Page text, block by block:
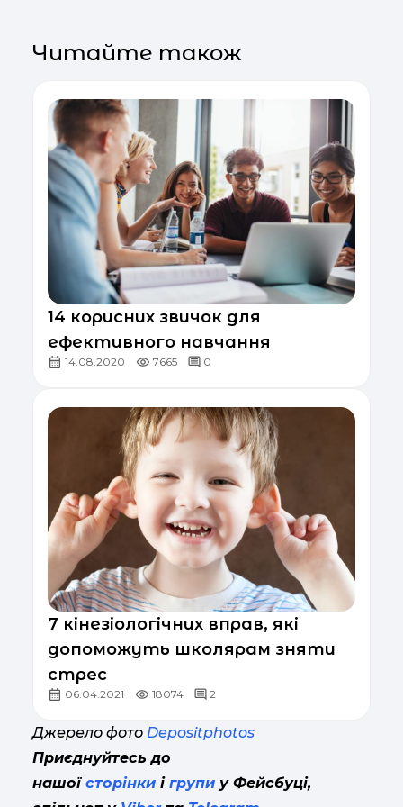
Читайте також
14 корисних звичок для
ефективного навчання
14.08.2020 7665 0
7 кінезіологічних вправ, які
допоможуть школярам зняти
стрес
06.04.2021 18074 2
Джерело фото Depositphotos
Приєднуйтесь до
нашої сторінки і групи у Фейсбуці,